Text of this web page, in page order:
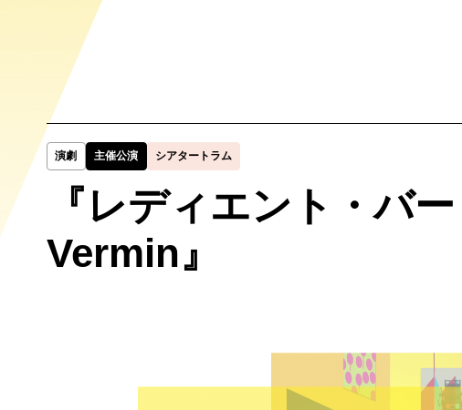
公演情報
主催公演ラインアップ
学芸情報
学芸プログラムカレンダー
施設・サービス
施設・サービス
世田谷パブリックシアター概要
劇場案内
館長ご挨拶
チケット購入方法・会員制度
チケット購入方法
演劇 主催公演 シアタートラム
『レディエント・バ
Vermin』